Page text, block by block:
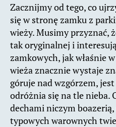
Zacznijmy od tego, co
się w stronę zamku z
wieży. Musimy przyznać,
tak oryginalnej i
zamkowych, jak właśnie
wieża znacznie wystaje
góruje nad wzgórzem,
odróżnia się na tle nieba.
dechami niczym
typowych warownych